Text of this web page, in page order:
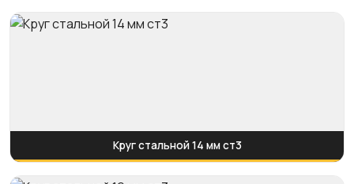
Круг стальной 14 мм ст3